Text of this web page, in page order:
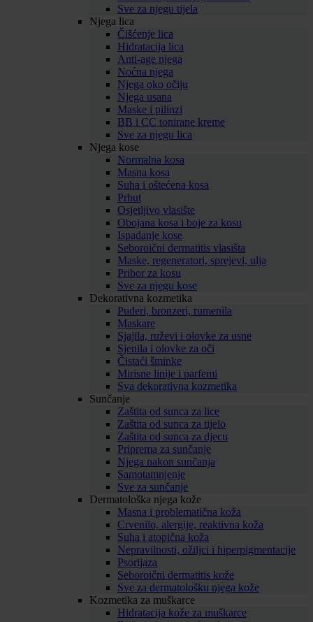
Sve za njegu tijela
Njega lica
Čišćenje lica
Hidratacija lica
Anti-age njega
Noćna njega
Njega oko očiju
Njega usana
Maske i pilinzi
BB i CC tonirane kreme
Sve za njegu lica
Njega kose
Normalna kosa
Masna kosa
Suha i oštećena kosa
Prhut
Osjetljivo vlasište
Obojana kosa i boje za kosu
Ispadanje kose
Seboroični dermatitis vlasišta
Maske, regeneratori, sprejevi, ulja
Pribor za kosu
Sve za njegu kose
Dekorativna kozmetika
Puderi, bronzeri, rumenila
Maskare
Sjajila, ruževi i olovke za usne
Sjenila i olovke za oči
Čistaći šminke
Mirisne linije i parfemi
Sva dekorativna kozmetika
Sunčanje
Zaštita od sunca za lice
Zaštita od sunca za tijelo
Zaštita od sunca za djecu
Priprema za sunčanje
Njega nakon sunčanja
Samotamnjenje
Sve za sunčanje
Dermatološka njega kože
Masna i problematična koža
Crvenilo, alergije, reaktivna koža
Suha i atopična koža
Nepravilnosti, ožiljci i hiperpigmentacije
Psorijaza
Seboroični dermatitis kože
Sve za dermatološku njega kože
Kozmetika za muškarce
Hidratacija kože za muškarce